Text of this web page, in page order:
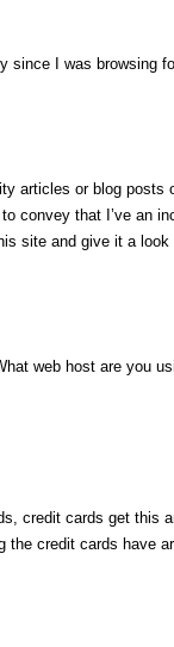
since I was browsing
articles or blog
convey that I’ve an
site and give it a look
web host are you
credit cards get this
the credit cards have